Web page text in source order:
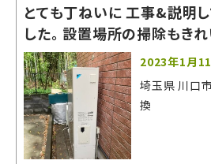
とても丁ねいに 工事&説明し
した。 設置場所の掃除もき
りがたかったです。 とても良
話になりました。
2023年1月
埼玉県 川口
換